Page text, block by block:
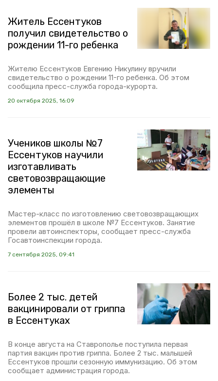
Житель Ессентуков
получил свидетельство о
рождении 11-го ребенка
Жителю Ессентуков Евгению Никулину вручили
свидетельство о рождении 11-го ребенка. Об этом
сообщила пресс-служба города-курорта.
20 октября 2025, 16:09
Учеников школы №7
Ессентуков научили
изготавливать
световозвращающие
элементы
Мастер-класс по изготовлению световозвращающих
элементов прошёл в школе №7 Ессентуков. Занятие
провели автоинспекторы, сообщает пресс-служба
Госавтоинспекции города.
7 сентября 2025, 09:41
Более 2 тыс. детей
вакцинировали от гриппа
в Ессентуках
В конце августа на Ставрополье поступила первая
партия вакцин против гриппа. Более 2 тыс. малышей
Ессентуков прошли сезонную иммунизацию. Об этом
сообщает администрация города.